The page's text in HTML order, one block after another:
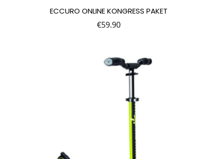
ECCURO ONLINE KONGRESS PAKET
€59.90